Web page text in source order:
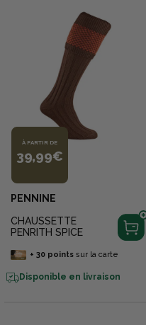
À PARTIR DE
39,99€
PENNINE
CHAUSSETTE
PENRITH SPICE
+ 30pointssur la carte
Disponible en livraison